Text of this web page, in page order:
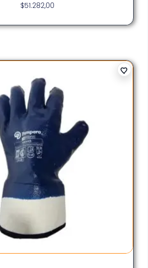
$51.282,00